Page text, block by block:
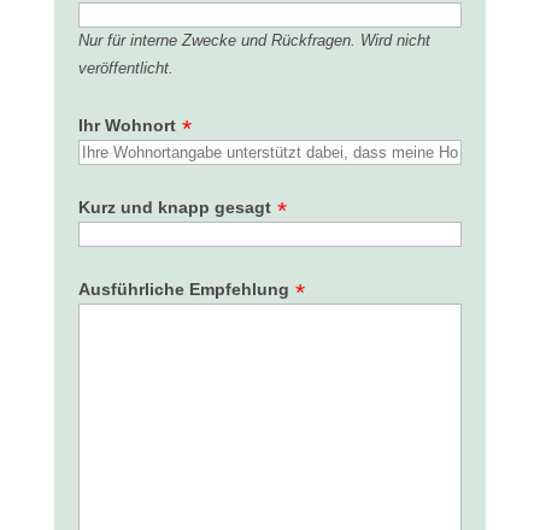
Nur für interne Zwecke und Rückfragen. Wird nicht
veröffentlicht.
Ihr Wohnort
Kurz und knapp gesagt
Ausführliche Empfehlung